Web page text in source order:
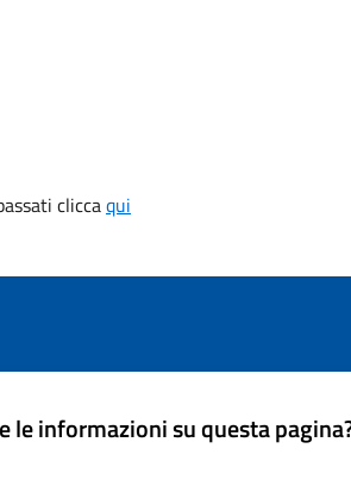
cliccaqui
le informazioni su questa